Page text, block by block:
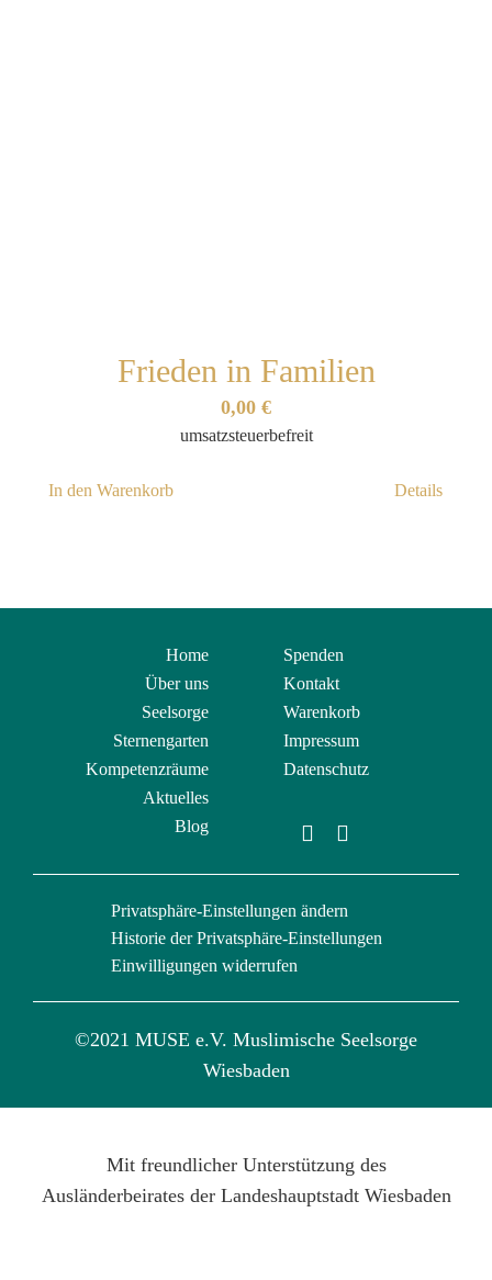
Frieden in Familien
0,00 €
umsatzsteuerbefreit
In den Warenkorb Details
Home
Über uns
Seelsorge
Sternengarten
Kompetenzräume
Aktuelles
Blog
Spenden
Kontakt
Warenkorb
Impressum
Datenschutz
Privatsphäre-Einstellungen ändern
Historie der Privatsphäre-Einstellungen
Einwilligungen widerrufen
©2021 MUSE e.V. Muslimische Seelsorge
Wiesbaden
Mit freundlicher Unterstützung des
Ausländerbeirates der Landeshauptstadt Wiesbaden